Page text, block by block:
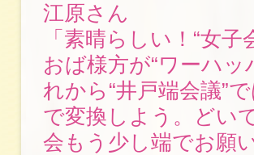
江原さん
「素晴らしい！“女
おば様方が“ワーハ
れから“井戸端会議”
で変換しよう。どい
会もう少し端でお願